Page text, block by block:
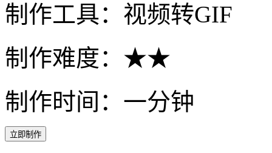
制作工具：视频转GIF
制作难度：★★
制作时间：一分钟
立即制作